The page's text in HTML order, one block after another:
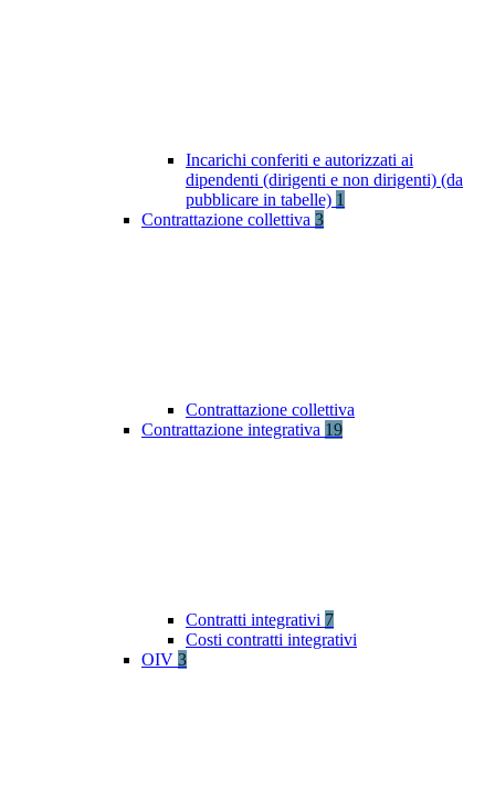
Incarichi conferiti e autorizzati ai
dipendenti (dirigenti e non dirigenti) (da
pubblicare in tabelle) 1
Contrattazione collettiva 3
Contrattazione collettiva
Contrattazione integrativa 19
Contratti integrativi 7
Costi contratti integrativi
OIV 3